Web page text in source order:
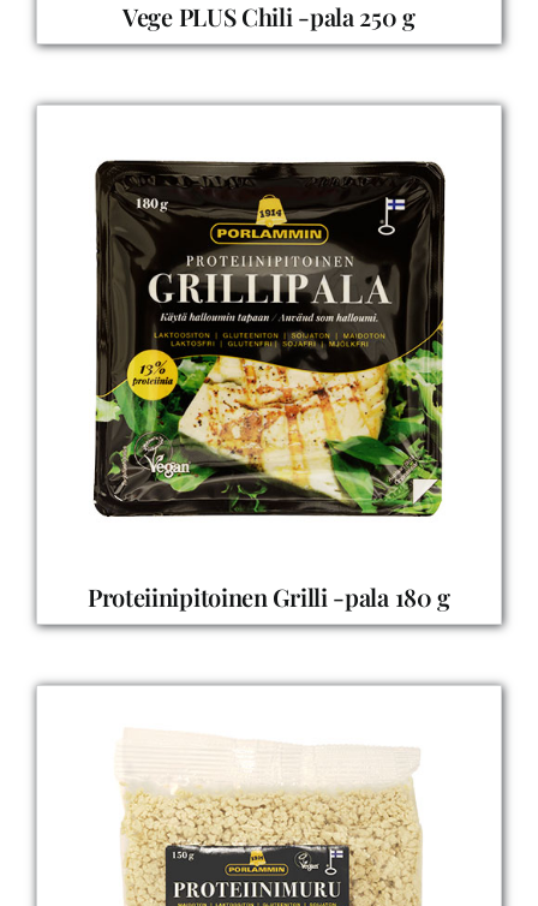
Vege PLUS Chili -pala 250 g
Proteiinipitoinen Grilli -pala 180 g